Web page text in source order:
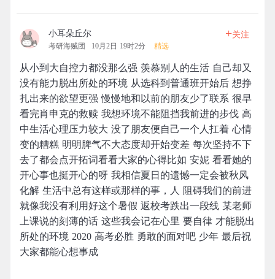
小耳朵丘尔
考研海贼团 10月2日 19时2分 精选
+关注
从小到大自控力都没那么强 羡慕别人的生活 自己却又
没有能力脱出所处的环境 从选科到普通班开始后 想挣
扎出来的欲望更强 慢慢地和以前的朋友少了联系 很早
看完肖申克的救赎 我想环境不能阻挡我前进的步伐 高
中生活心理压力较大 没了朋友便自己一个人扛着 心情
变的糟糕 明明脾气不大态度却开始变差 每次坚持不下
去了都会点开拓词看看大家的心得比如 安妮 看看她的
开心事也挺开心的呀 我相信夏日的遗憾一定会被秋风
化解 生活中总有这样或那样的事，人 阻碍我们的前进
就像我没有利用好这个暑假 返校考跌出一段线 某老师
上课说的刻薄的话 这些我会记在心里 要自律 才能脱出
所处的环境 2020 高考必胜 勇敢的面对吧 少年 最后祝
大家都能心想事成